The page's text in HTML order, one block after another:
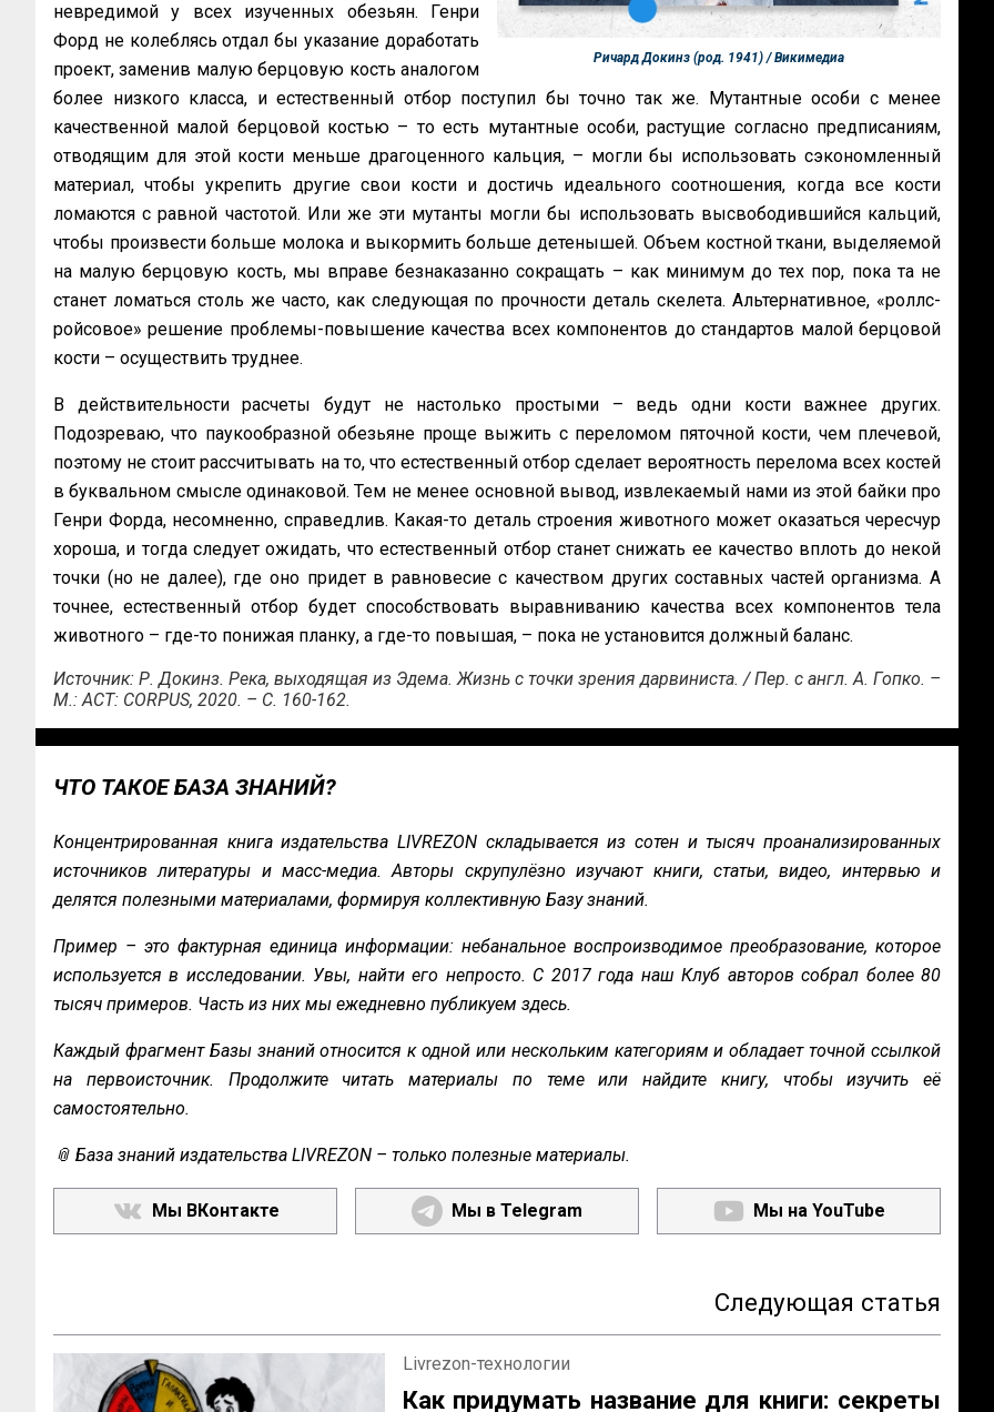
Ричард Докинз (род. 1941) / Викимедиа
невредимой у всех изученных обезьян. Генри
Форд не колеблясь отдал бы указание доработать
проект, заменив малую берцовую кость аналогом
более низкого класса, и естественный отбор поступил бы точно так же. Мутантные особи с менее
качественной малой берцовой костью – то есть мутантные особи, растущие согласно предписаниям,
отводящим для этой кости меньше драгоценного кальция, – могли бы использовать сэкономленный
материал, чтобы укрепить другие свои кости и достичь идеального соотношения, когда все кости
ломаются с равной частотой. Или же эти мутанты могли бы использовать высвободившийся кальций,
чтобы произвести больше молока и выкормить больше детенышей. Объем костной ткани, выделяемой
на малую берцовую кость, мы вправе безнаказанно сокращать – как минимум до тех пор, пока та не
станет ломаться столь же часто, как следующая по прочности деталь скелета. Альтернативное, «роллс-
ройсовое» решение проблемы-повышение качества всех компонентов до стандартов малой берцовой
кости – осуществить труднее.
В действительности расчеты будут не настолько простыми – ведь одни кости важнее других.
Подозреваю, что паукообразной обезьяне проще выжить с переломом пяточной кости, чем плечевой,
поэтому не стоит рассчитывать на то, что естественный отбор сделает вероятность перелома всех костей
в буквальном смысле одинаковой. Тем не менее основной вывод, извлекаемый нами из этой байки про
Генри Форда, несомненно, справедлив. Какая-то деталь строения животного может оказаться чересчур
хороша, и тогда следует ожидать, что естественный отбор станет снижать ее качество вплоть до некой
точки (но не далее), где оно придет в равновесие с качеством других составных частей организма. А
точнее, естественный отбор будет способствовать выравниванию качества всех компонентов тела
животного – где-то понижая планку, а где-то повышая, – пока не установится должный баланс.
Источник: Р. Докинз. Река, выходящая из Эдема. Жизнь с точки зрения дарвиниста. / Пер. с англ. А. Гопко. –
М.: АСT: CORPUS, 2020. – С. 160-162.
ЧТО ТАКОЕ БАЗА ЗНАНИЙ?
Концентрированная книга издательства LIVREZON складывается из сотен и тысяч проанализированных
источников литературы и масс-медиа. Авторы скрупулёзно изучают книги, статьи, видео, интервью и
делятся полезными материалами, формируя коллективную Базу знаний.
Пример – это фактурная единица информации: небанальное воспроизводимое преобразование, которое
используется в исследовании. Увы, найти его непросто. С 2017 года наш Клуб авторов собрал более 80
тысяч примеров. Часть из них мы ежедневно публикуем здесь.
Каждый фрагмент Базы знаний относится к одной или нескольким категориям и обладает точной ссылкой
на первоисточник. Продолжите читать материалы по теме или найдите книгу, чтобы изучить её
самостоятельно.
📎 База знаний издательства LIVREZON – только полезные материалы.
Мы ВКонтакте Мы в Telegram Мы на YouTube
Следующая статья
Livrezon-технологии
Как придумать название для книги: секреты